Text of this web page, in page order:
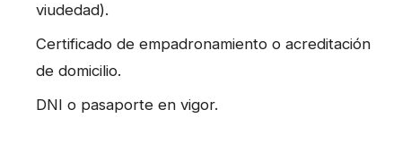
viudedad).
Certificado de empadronamiento o acreditación
de domicilio.
DNI o pasaporte en vigor.